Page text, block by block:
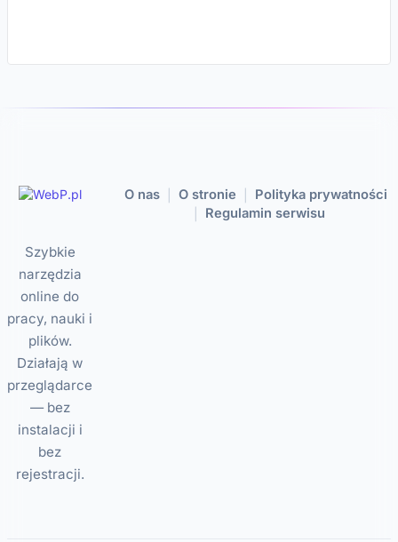
Szybkie
narzędzia
online do
pracy, nauki i
plików.
Działają w
przeglądarce
— bez
instalacji i
bez
rejestracji.
O nas O stronie Polityka prywatności
Regulamin serwisu